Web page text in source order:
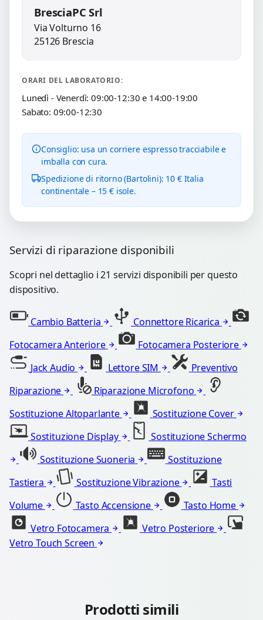
BresciaPC Srl
Via Volturno 16
25126 Brescia
ORARI DEL LABORATORIO:
Lunedì - Venerdì: 09:00-12:30 e 14:00-19:00
Sabato: 09:00-12:30
Consiglio: usa un corriere espresso tracciabile e
imballa con cura.
Spedizione di ritorno (Bartolini): 10 € Italia
continentale – 15 € isole.
Servizi di riparazione disponibili
Scopri nel dettaglio i 21 servizi disponibili per questo
dispositivo.
Cambio Batteria
Connettore Ricarica
Fotocamera Anteriore
Fotocamera Posteriore
Jack Audio
Lettore SIM
Preventivo
Riparazione
Riparazione Microfono
Sostituzione Altoparlante
Sostituzione Cover
Sostituzione Display
Sostituzione Schermo
Sostituzione Suoneria
Sostituzione
Tastiera
Sostituzione Vibrazione
Tasti
Volume
Tasto Accensione
Tasto Home
Vetro Fotocamera
Vetro Posteriore
Vetro Touch Screen
Prodotti simili